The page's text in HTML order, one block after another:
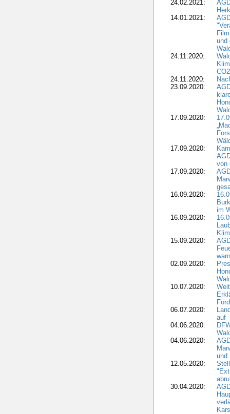
24.02.2021:
14.01.2021:
und
24.11.2020:
24.11.2020:
23.09.2020:
17.09.2020:
17.09.2020:
von
17.09.2020:
16.09.2020:
im
16.09.2020:
15.09.2020:
02.09.2020:
10.07.2020:
06.07.2020:
auf
04.06.2020:
04.06.2020:
und
12.05.2020:
30.04.2020: